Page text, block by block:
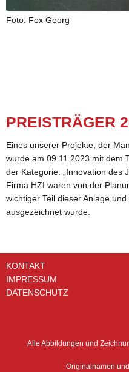
Foto: Fox Georg
PREIS­TRÄ­GER
Eines un­se­rer Pro­jek­te, der
wurde am 09.11.2023 mit dem
der Ka­te­go­rie: „In­no­va­ti­on des
Firma HZI waren von der
wich­ti­ger Teil die­ser An­la­ge
aus­ge­zeich­net wurde.
KONTAKT
IMPRESSUM
DATENSCHUTZ
Alle Abbildungen und
Originalnamen